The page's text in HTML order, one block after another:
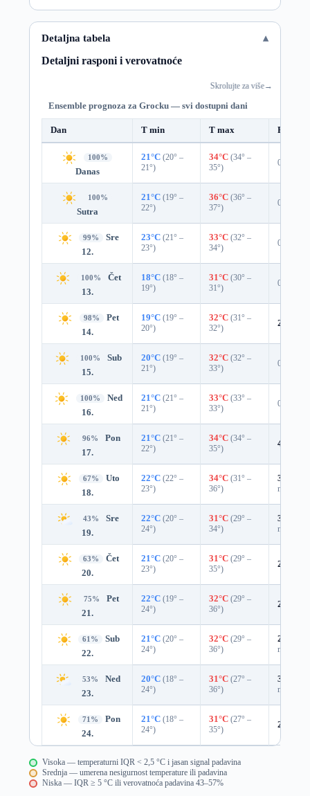
Detaljna tabela
Detaljni rasponi i verovatnoće
Skrolujte za više→
Ensemble prognoza za Grocku — svi dostupni dani
Dan T min T max
100%
Danas
21°C (20° –
21°)
34°C (34° –
35°)
0%
100%
Sutra
21°C (19° –
22°)
36°C (36° –
37°)
0%
99%
Sre
12.
23°C (21° –
23°)
33°C (32° –
34°)
0%
100%
Čet
13.
18°C (18° –
19°)
31°C (30° –
31°)
0%
98%
Pet
14.
19°C (19° –
20°)
32°C (31° –
32°)
2%
100%
Sub
15.
20°C (19° –
21°)
32°C (32° –
33°)
0%
100%
Ned
16.
21°C (21° –
21°)
33°C (33° –
33°)
0%
96%
Pon
17.
21°C (21° –
22°)
34°C (34° –
35°)
4%
67%
Uto
18.
22°C (22° –
23°)
34°C (31° –
36°)
33%
mm)
43%
Sre
19.
22°C (20° –
24°)
31°C (29° –
34°)
39%
mm)
63%
Čet
20.
21°C (20° –
23°)
31°C (29° –
35°)
24%
75%
Pet
21.
22°C (19° –
24°)
32°C (29° –
36°)
22%
61%
Sub
22.
21°C (20° –
24°)
32°C (29° –
36°)
27%
mm)
53%
Ned
23.
20°C (18° –
24°)
31°C (27° –
36°)
39%
mm)
71%
Pon
24.
21°C (18° –
24°)
31°C (27° –
35°)
24%
Visoka — temperaturni IQR < 2,5 °C i jasan signal padavina
Srednja — umerena nesigurnost temperature ili padavina
Niska — IQR ≥ 5 °C ili verovatnoća padavina 43–57%